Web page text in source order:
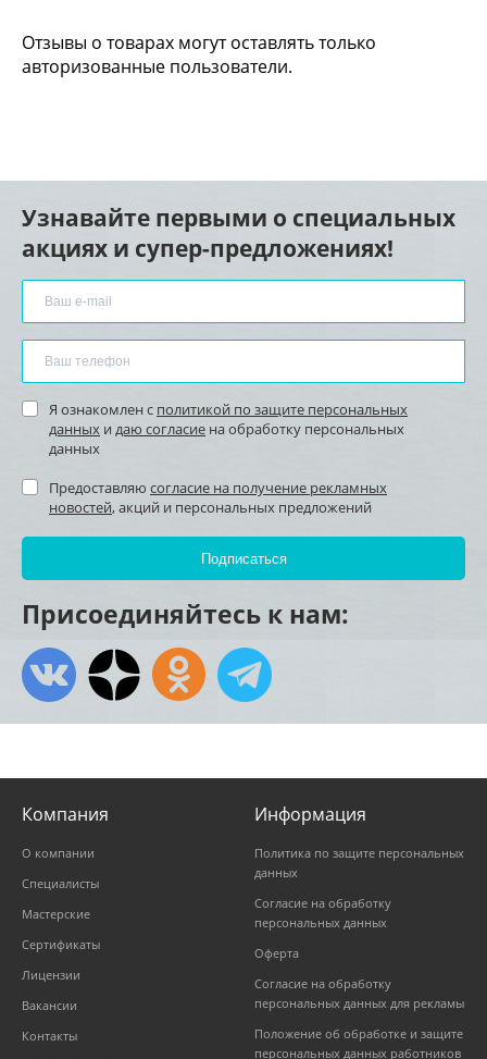
Отзывы о товарах могут оставлять только
авторизованные пользователи.
Узнавайте первыми о специальных
акциях и супер-предложениях!
Я ознакомлен с политикой по защите персональных
данных и даю согласие на обработку персональных
данных
Предоставляю согласие на получение рекламных
новостей, акций и персональных предложений
Присоединяйтесь к нам:
Компания
О компании
Специалисты
Мастерские
Сертификаты
Лицензии
Вакансии
Контакты
Информация
Политика по защите персональных
данных
Согласие на обработку
персональных данных
Оферта
Согласие на обработку
персональных данных для рекламы
Положение об обработке и защите
персональных данных работников